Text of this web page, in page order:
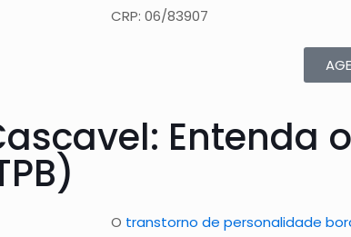
CRP: 06/83907
Entenda
O transtorno de personalidade